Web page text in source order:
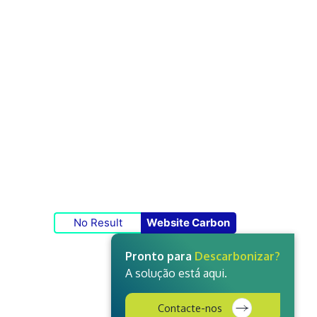
No Result Website Carbon
Pronto para Descarbonizar?
A solução está aqui.
Contacte-nos